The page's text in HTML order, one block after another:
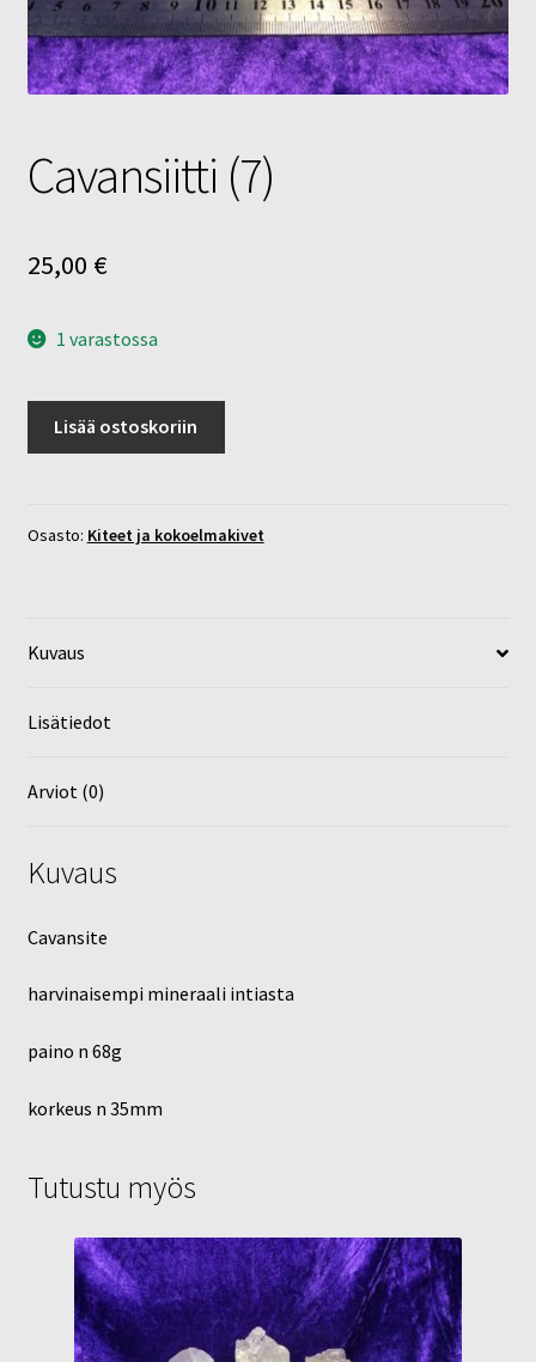
Tietosuojaseloste
Tuotteet
Cavansiitti (7)
25,00 €
1 varastossa
Lisää ostoskoriin
Osasto: Kiteet ja kokoelmakivet
Kuvaus
Lisätiedot
Arviot (0)
Kuvaus
Cavansite
harvinaisempi mineraali intiasta
paino n 68g
korkeus n 35mm
Tutustu myös